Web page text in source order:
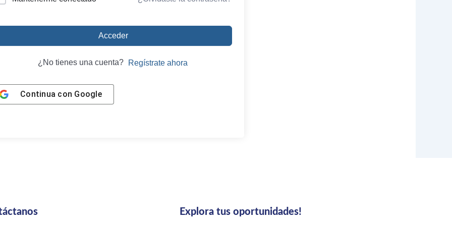
Acceder
¿No tienes una cuenta? Regístrate ahora
Continua con Google
Explora tus oportunidades!